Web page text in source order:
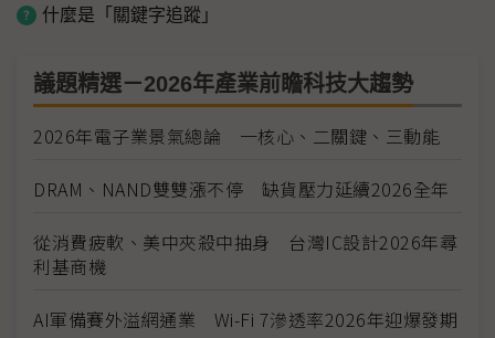
什麼是「關鍵字追蹤」
議題精選－2026年產業前瞻科技大趨勢
2026年電子業景氣總論 一核心、二關鍵、三動能
DRAM、NAND雙雙漲不停 缺貨壓力延續2026全年
從消費疲軟、美中夾殺中抽身 台灣IC設計2026年尋
利基商機
AI軍備賽外溢網通業 Wi-Fi 7滲透率2026年迎爆發期